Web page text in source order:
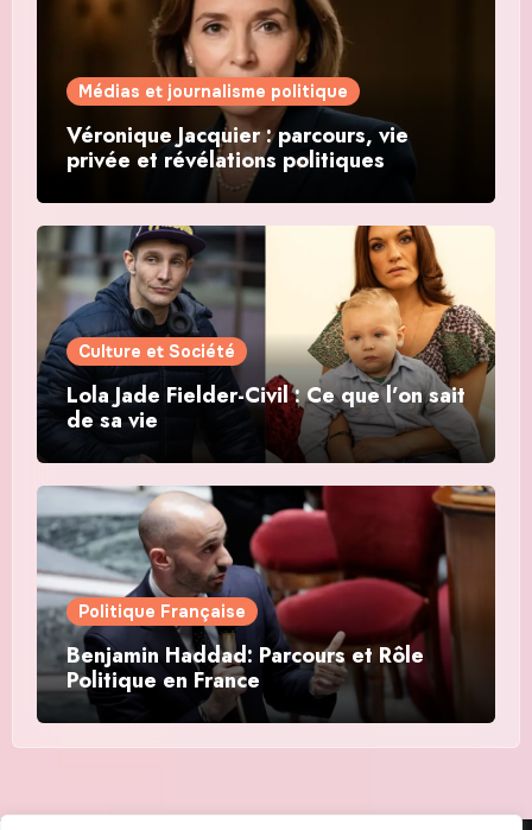
Médias et journalisme politique
Véronique Jacquier : parcours, vie
privée et révélations politiques
Culture et Société
Lola Jade Fielder-Civil : Ce que l’on sait
de sa vie
Politique Française
Benjamin Haddad: Parcours et Rôle
Politique en France